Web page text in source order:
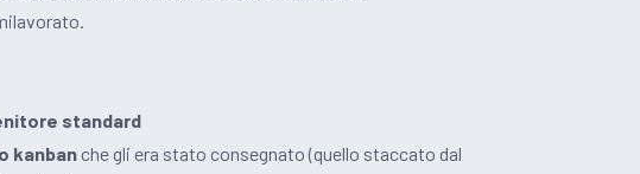
standard
kanban che gli era stato consegnato (quello staccato dal